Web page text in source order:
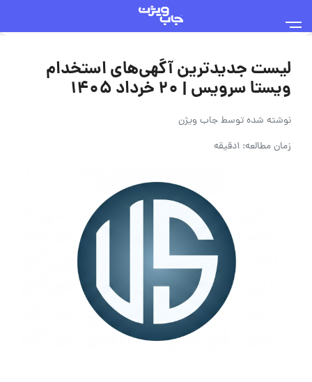
لیست جدیدترین آگهی‌های استخدام
ویستا سرویس | ۲۰ خرداد ۱۴۰۵
نوشته شده توسطجاب ویژن
زمان مطالعه: 1دقیقه